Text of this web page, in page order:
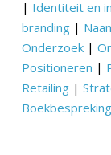
| Identiteit en
branding |
Onderzoek |
Positioneren |
Retailing |